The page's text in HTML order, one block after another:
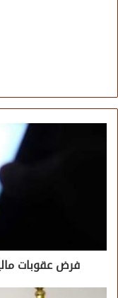
فرض عقوبات